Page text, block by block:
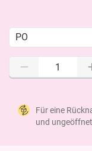
PO
Für eine
und